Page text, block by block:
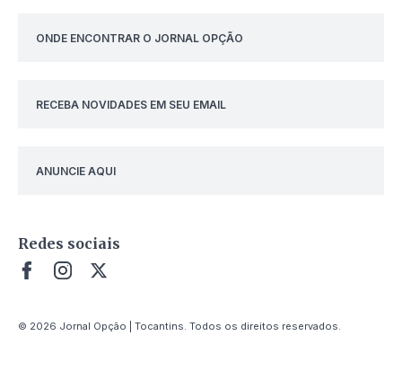
ONDE ENCONTRAR O JORNAL OPÇÃO
RECEBA NOVIDADES EM SEU EMAIL
ANUNCIE AQUI
Redes sociais
© 2026 Jornal Opção | Tocantins. Todos os direitos reservados.